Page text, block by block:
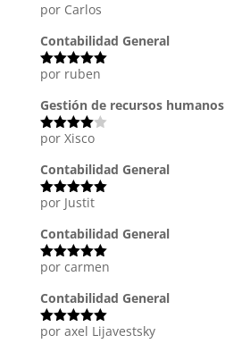
Valorado
por Carlos
Contabilidad General
Valorado
por ruben
Gestión de recursos humanos
Valorado
5
por Xisco
Contabilidad General
Valorado
por Justit
Contabilidad General
Valorado
por carmen
Contabilidad General
Valorado
por axel Lijavestsky